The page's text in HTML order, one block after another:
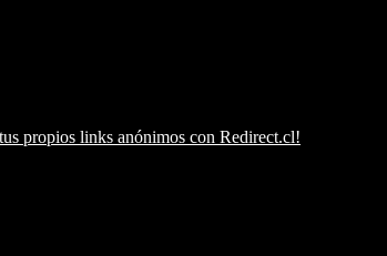
propios links anónimos con Redirect.cl!